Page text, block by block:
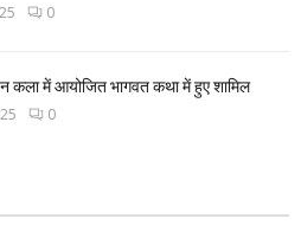
0
कला में आयोजित भागवत कथा में हुए शामिल
0